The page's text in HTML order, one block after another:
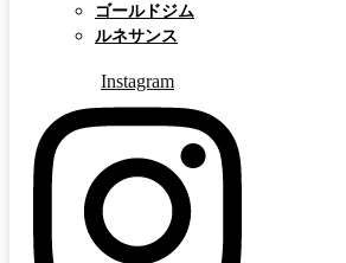
ゴールドジム
ルネサンス
Instagram